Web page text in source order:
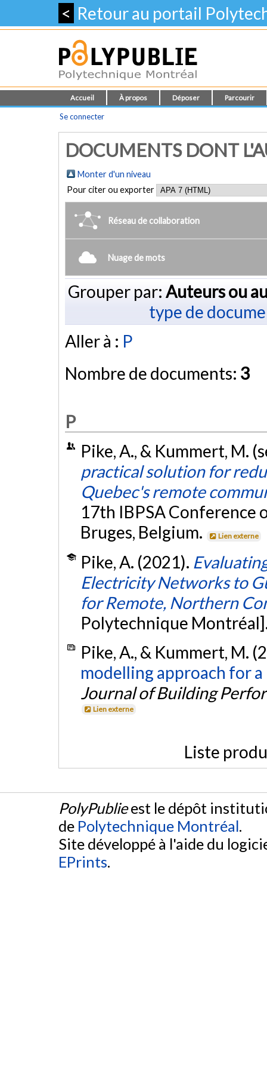
< Retour au portail
Accueil À propos Déposer Parcourir
Se connecter
DOCUMENTS DONT
Monter d'un niveau
Pour citer ou exporter
Réseau de collaboration
Nuage de mots
Grouper par: Auteurs ou
type de
Aller à : P
Nombre de documents: 3
P
Pike, A., & Kummert, M.
practical solution for
Quebec's remote
17th IBPSA Conference
Bruges, Belgium.
Lien externe
Pike, A. (2021).
Electricity Networks to
for Remote, Northern
Polytechnique
Pike, A., & Kummert, M.
modelling approach for
Journal of Building
Lien externe
Liste
PolyPublieest le dépôt
de Polytechnique Montréal.
Site développé à l'aide du
EPrints.